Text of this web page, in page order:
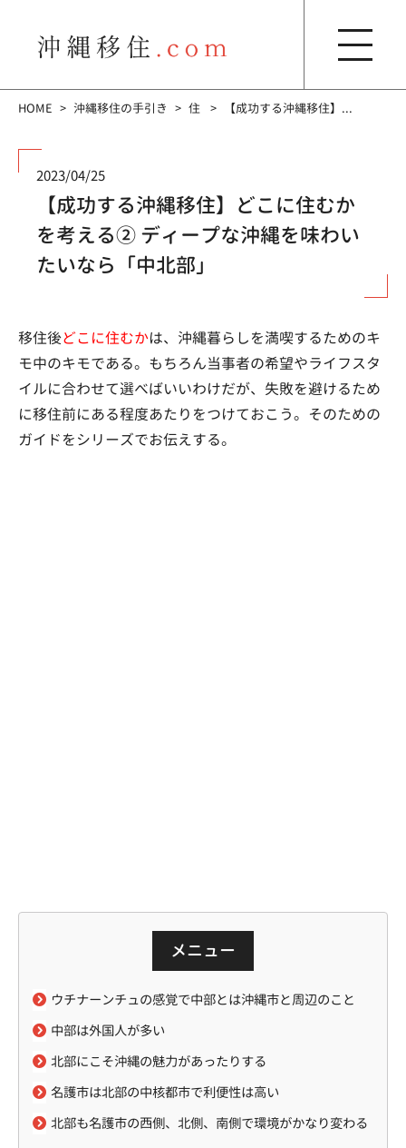
HOME 沖縄移住の手引き 住 【成功する沖縄移住】...
2023/04/25
【成功する沖縄移住】どこに住むか
を考える② ディープな沖縄を味わい
たいなら「中北部」
移住後どこに住むかは、沖縄暮らしを満喫するためのキ
モ中のキモである。もちろん当事者の希望やライフスタ
イルに合わせて選べばいいわけだが、失敗を避けるため
に移住前にある程度あたりをつけておこう。そのための
ガイドをシリーズでお伝えする。
メニュー
ウチナーンチュの感覚で中部とは沖縄市と周辺のこと
中部は外国人が多い
北部にこそ沖縄の魅力があったりする
名護市は北部の中核都市で利便性は高い
北部も名護市の西側、北側、南側で環境がかなり変わる